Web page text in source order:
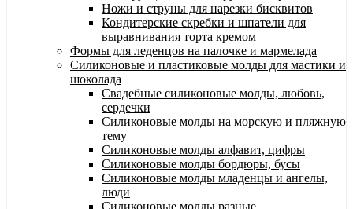
Ножи и струны для нарезки бисквитов
Кондитерские скребки и шпатели для
выравнивания торта кремом
Формы для леденцов на палочке и мармелада
Силиконовые и пластиковые молды для мастики и
шоколада
Свадебные силиконовые молды, любовь,
сердечки
Силиконовые молды на морскую и пляжную
тему
Силиконовые молды алфавит, цифры
Силиконовые молды бордюры, бусы
Силиконовые молды младенцы и ангелы,
люди
Силиконовые молды разные